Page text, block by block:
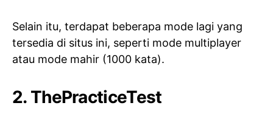
Selain itu, terdapat beberapa mode lagi yang
tersedia di situs ini, seperti mode multiplayer
atau mode mahir (1000 kata).
2. ThePracticeTest